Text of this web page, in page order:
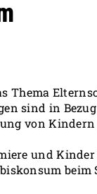
Thema
sind in
von Kindern
und